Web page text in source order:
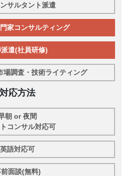
サルタント派遣
家コンサルティング
遣(社員研修)
場調査・技術ライティング
対応方法
朝 or 夜間
コンサル対応可
英語対応可
面談(無料)